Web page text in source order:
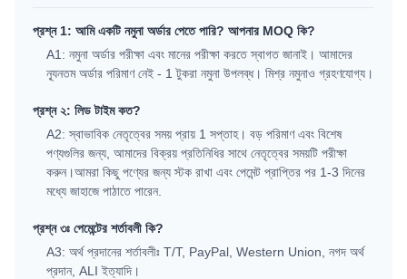
প্রশ্ন 1: আমি একটি নমুনা অর্ডার পেতে পারি? আপনার MOQ কি?
A1: নমুনা অর্ডার পরীক্ষা এবং মানের পরীক্ষা করতে স্বাগত জানাই। আমাদের
ন্যূনতম অর্ডার পরিমাণ নেই - 1 টুকরা নমুনা উপলব্ধ। মিশ্র নমুনাও গ্রহণযোগ্য।
প্রশ্ন ২: লিড টাইম কত?
A2: স্বাভাবিক নেতৃত্বের সময় প্রায় 1 সপ্তাহ। বড় পরিমাণ এবং বিশেষ
পণ্যগুলির জন্য, আমাদের বিক্রয় প্রতিনিধির সাথে নেতৃত্বের সময়টি পরীক্ষা
করুন।আমরা কিছু পণ্যের জন্য স্টক রাখা এবং পেমেন্ট প্রাপ্তির পর 1-3 দিনের
মধ্যে জাহাজে পাঠাতে পারেন.
প্রশ্ন ৩ঃ পেমেন্টের শর্তাবলী কি?
A3: অর্থ প্রদানের শর্তাবলীঃ T/T, PayPal, Western Union, নগদ অর্থ
প্রদান, ALI ইত্যাদি।